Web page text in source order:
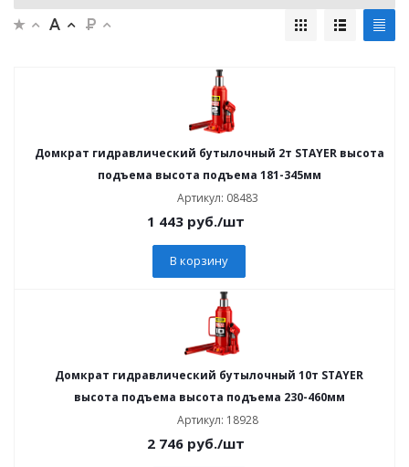
Домкрат гидравлический бутылочный 2т STAYER высота
подъема высота подъема 181-345мм
Артикул: 08483
1 443руб./шт
В корзину
Домкрат гидравлический бутылочный 10т STAYER
высота подъема высота подъема 230-460мм
Артикул: 18928
2 746руб./шт